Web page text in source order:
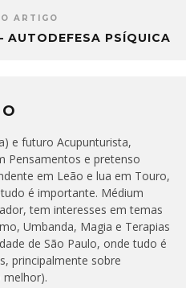
ARTIGO
AUTODEFESA PSÍQUICA
e futuro Acupunturista,
Pensamentos e pretenso
em Leão e lua em Touro,
é importante. Médium
tem interesses em temas
Umbanda, Magia e Terapias
de São Paulo, onde tudo é
principalmente sobre
melhor).